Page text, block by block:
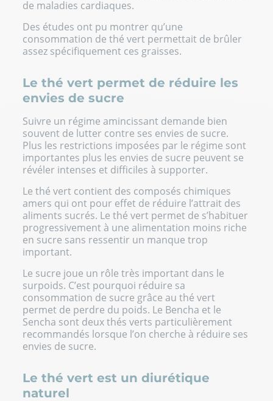
de maladies cardiaques.
Des études ont pu montrer qu’une
consommation de thé vert permettait de brûler
assez spécifiquement ces graisses.
Le thé vert permet de réduire les
envies de sucre
Suivre un régime amincissant demande bien
souvent de lutter contre ses envies de sucre.
Plus les restrictions imposées par le régime sont
importantes plus les envies de sucre peuvent se
révéler intenses et difficiles à supporter.
Le thé vert contient des composés chimiques
amers qui ont pour effet de réduire l’attrait des
aliments sucrés. Le thé vert permet de s’habituer
progressivement à une alimentation moins riche
en sucre sans ressentir un manque trop
important.
Le sucre joue un rôle très important dans le
surpoids. C’est pourquoi réduire sa
consommation de sucre grâce au thé vert
permet de perdre du poids. Le Bencha et le
Sencha sont deux thés verts particulièrement
recommandés lorsque l’on cherche à réduire ses
envies de sucre.
Le thé vert est un diurétique
naturel